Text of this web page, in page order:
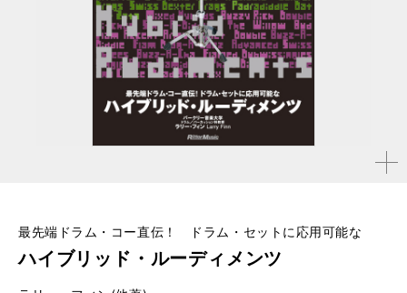
拡大す
最先端ドラム・コー直伝！ ドラム・セットに応用可能な
ハイブリッド・ルーディメンツ